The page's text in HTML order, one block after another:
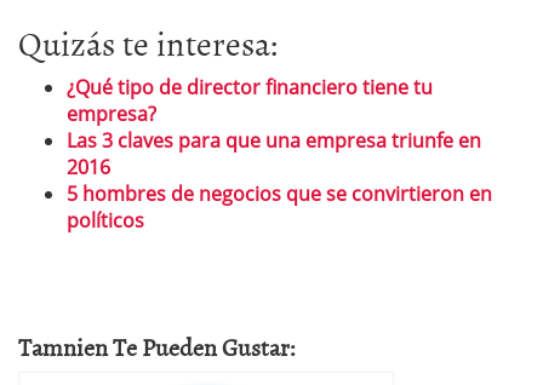
Quizás te interesa:
¿Qué tipo de director financiero tiene tu
empresa?
Las 3 claves para que una empresa triunfe en
2016
5 hombres de negocios que se convirtieron en
políticos
Tamnien Te Pueden Gustar: